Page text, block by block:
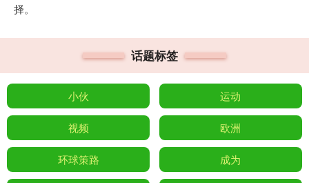
择。
话题标签
小伙 运动
视频 欧洲
环球策路 成为